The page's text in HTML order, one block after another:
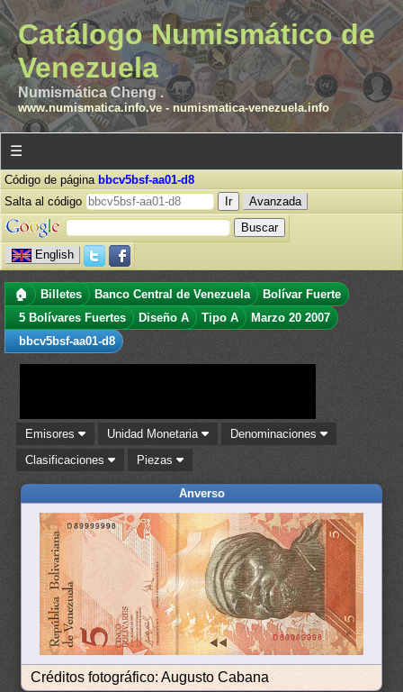
Catálogo Numismático de
Venezuela
Numismática Cheng .
www.numismatica.info.ve- numismatica-venezuela.info
☰
Código de página bbcv5bsf-aa01-d8
Salta al código
Avanzada
English
🏠 Billetes Banco Central de Venezuela
Bolívar Fuerte
5 Bolívares Fuertes
Diseño A Tipo A
Marzo 20 2007
bbcv5bsf-aa01-d8
Emisores Unidad Monetaria
Denominaciones
Clasificaciones
Piezas
Anverso
Créditos fotográfico: Augusto Cabana